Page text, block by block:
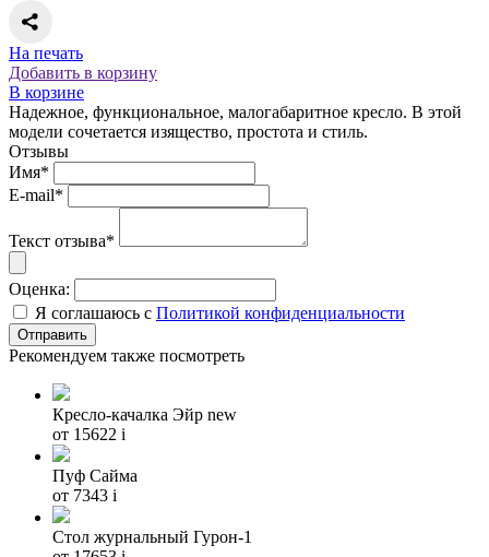
На печать
Добавить в корзину
В корзине
Надежное, функциональное, малогабаритное кресло. В этой
модели сочетается изящество, простота и стиль.
Отзывы
Имя*
E-mail*
Текст отзыва*
Оценка:
Я соглашаюсь с Политикой конфиденциальности
Рекомендуем также посмотреть
Кресло-качалка Эйр new
от 15622 i
Пуф Сайма
от 7343 i
Стол журнальный Гурон-1